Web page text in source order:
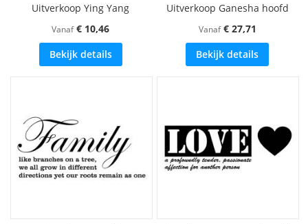
Uitverkoop Ying Yang
Vanaf € 10,46
Bekijk details
Uitverkoop Ganesha hoofd
Vanaf € 27,71
Bekijk details